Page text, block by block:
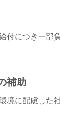
付につき一部
補助
境に配慮した